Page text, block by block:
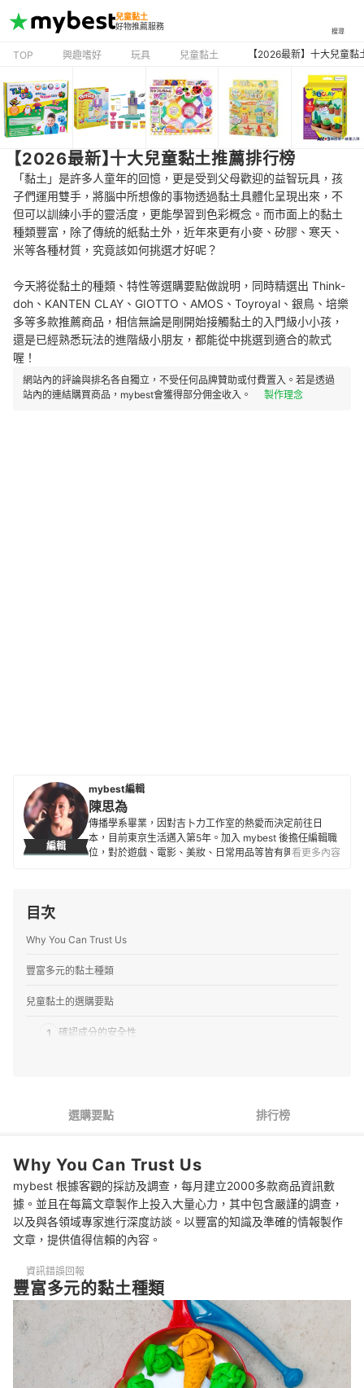
兒童黏土
好物推薦服務
搜尋
TOP 興趣嗜好 玩具 兒童黏土 【2026最新】十大兒童黏
【2026最新】十大兒童黏土推薦排行榜
「黏土」是許多人童年的回憶，更是受到父母歡迎的益智玩具，孩
子們運用雙手，將腦中所想像的事物透過黏土具體化呈現出來，不
但可以訓練小手的靈活度，更能學習到色彩概念。而市面上的黏土
種類豐富，除了傳統的紙黏土外，近年來更有小麥、矽膠、寒天、
米等各種材質，究竟該如何挑選才好呢？
今天將從黏土的種類、特性等選購要點做說明，同時精選出 Think-
doh、KANTEN CLAY、GIOTTO、AMOS、Toyroyal、銀鳥、培樂
多等多款推薦商品，相信無論是剛開始接觸黏土的入門級小小孩，
還是已經熟悉玩法的進階級小朋友，都能從中挑選到適合的款式
喔！
網站內的評論與排名各自獨立，不受任何品牌贊助或付費置入。若是透過
站內的連結購買商品，mybest會獲得部分佣金收入。
製作理念
編輯
mybest編輯
陳思為
傳播學系畢業，因對吉卜力工作室的熱愛而決定前往日
本，目前東京生活邁入第5年。加入 mybest 後擔任編輯職
位，對於遊戲、電影、美妝、日常用品等皆有興趣及研究
看更多內容
目次
Why You Can Trust Us
豐富多元的黏土種類
兒童黏土的選購要點
1 確認成分的安全性
選購要點 排行榜
Why You Can Trust Us
mybest 根據客觀的採訪及調查，每月建立2000多款商品資訊數
據。並且在每篇文章製作上投入大量心力，其中包含嚴謹的調查，
以及與各領域專家進行深度訪談。以豐富的知識及準確的情報製作
文章，提供值得信賴的內容。
資訊錯誤回報
豐富多元的黏土種類